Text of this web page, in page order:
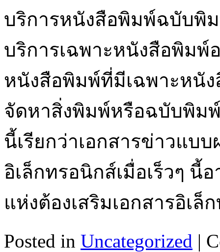
บริการหนังสือพิมพ์ฉบับพิ
บริการเฉพาะหนังสือพิม
หนังสือพิมพ์ที่มีเฉพาะหนั
จัดหาสิ่งพิมพ์หรือฉบับพิม
นี้เรียกว่าเอกสารข่าวแ
อิเล็กทรอนิกส์เมื่อเร็วๆ
แห่งต้องเสริมเอกสารอิเ
Posted in Uncategorized |